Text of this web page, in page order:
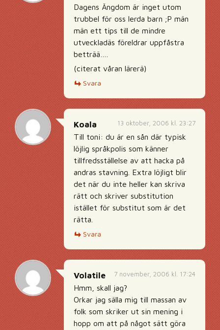
Dagens Ängdom är inget utom
trubbel för oss lerda barn ;P män
män ett tips till de mindre
utveckladäs föreldrar uppfåstra
betträä….
(citerat våran lärerä)
Svara
13 oktober, 2006 kl. 23:27
Koala
Till toni: du är en sån där typisk
löjlig språkpolis som känner
tillfredsställelse av att hacka på
andras stavning. Extra löjligt blir
det när du inte heller kan skriva
rätt och skriver substitution
istället för substitut som är det
rätta.
Svara
7 november, 2006 kl. 17:24
Volatile
Hmm, skall jag?
Orkar jag sälla mig till massan av
folk som skriker ut sin mening i
hopp om att på något sätt göra